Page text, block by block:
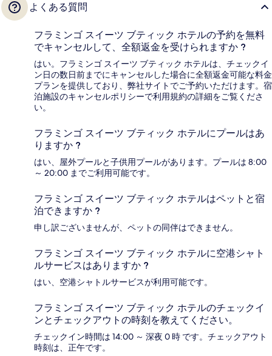
よくある質問
フラミンゴ スイーツ ブティック ホテルの予約を無料
でキャンセルして、全額返金を受けられますか ?
はい。フラミンゴ スイーツ ブティック ホテルは、チェックイ
ン日の数日前までにキャンセルした場合に全額返金可能な料金
プランを提供しており、弊社サイトでご予約いただけます。宿
泊施設のキャンセルポリシーで利用規約の詳細をご覧くださ
い。
フラミンゴ スイーツ ブティック ホテルにプールはあ
りますか ?
はい、屋外プールと子供用プールがあります。プールは 8:00
～ 20:00 までご利用可能です。
フラミンゴ スイーツ ブティック ホテルはペットと宿
泊できますか ?
申し訳ございませんが、ペットの同伴はできません。
フラミンゴ スイーツ ブティック ホテルに空港シャト
ルサービスはありますか ?
はい、空港シャトルサービスが利用可能です。
フラミンゴ スイーツ ブティック ホテルのチェックイ
ンとチェックアウトの時刻を教えてください。
チェックイン時間は 14:00 ～ 深夜 0 時 です。チェックアウト
時刻は、正午です。